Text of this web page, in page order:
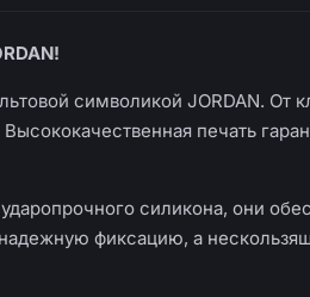
символикой JORDAN. От
печать
силикона, они
фиксацию, а